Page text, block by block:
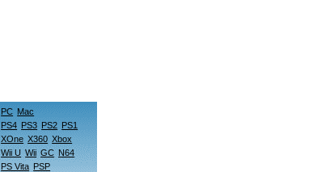
PC Mac
PS4 PS3 PS2 PS1
XOne X360 Xbox
Wii U Wii GC N64
PS Vita PSP